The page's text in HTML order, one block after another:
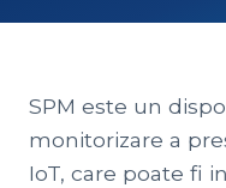
SPM este un
monitorizare a
IoT, care poate fi